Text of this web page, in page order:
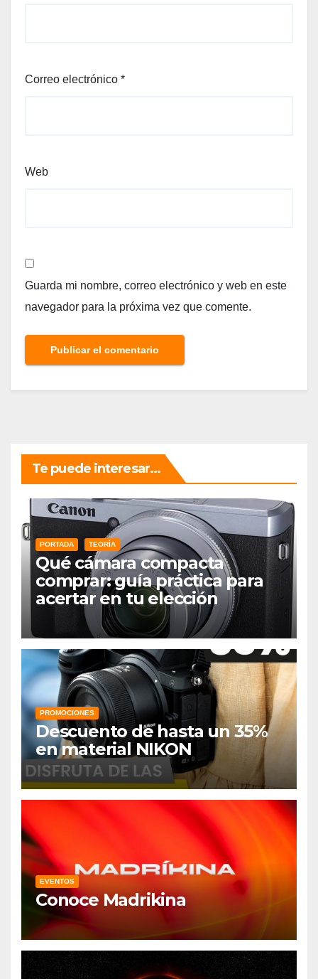
Correo electrónico *
Web
Guarda mi nombre, correo electrónico y web en este
navegador para la próxima vez que comente.
Te puede interesar...
PORTADA TEORÍA
Qué cámara compacta
comprar: guía práctica para
acertar en tu elección
PROMOCIONES
Descuento de hasta un 35%
en material NIKON
EVENTOS
Conoce Madrikina